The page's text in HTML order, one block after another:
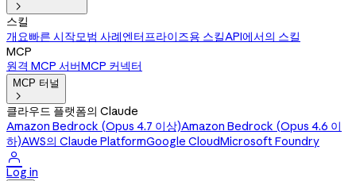

스킬
개요빠른 시작모범 사례엔터프라이즈용 스킬API에서의 스킬
MCP
원격 MCP 서버MCP 커넥터
MCP 터널

클라우드 플랫폼의 Claude
Amazon Bedrock (Opus 4.7 이상)Amazon Bedrock (Opus 4.6 이
하)AWS의 Claude PlatformGoogle CloudMicrosoft Foundry

Log in